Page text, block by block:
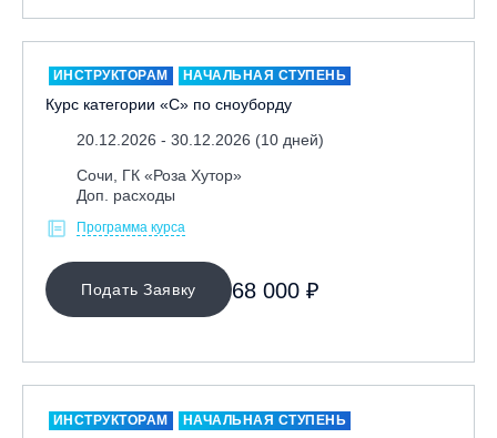
Вологодская обл., ГЛК "Ципина гора"
Грузия, ГК «Гудаури»
Дистанционно
Ижевск, КАО «Нечкино»
Иркутск, ГЛЦ «Олха»
Кабардино-Балкарская Респ., ВТРК «Эльбрус»
Казань, Город-курорт «Свияжские холмы»
Кемеровская обл., ГК «Шерегеш»
Китай, Харбин, ГЛЦ «BONSKI»
ИНСТРУКТОРАМ НАЧАЛЬНАЯ СТУПЕНЬ
Курс категории «С» по сноуборду
20.12.2026 - 30.12.2026 (10 дней)
Сочи, ГК «Роза Хутор»
Доп. расходы
Программа курса
Подать Заявку 68 000 ₽
ИНСТРУКТОРАМ НАЧАЛЬНАЯ СТУПЕНЬ